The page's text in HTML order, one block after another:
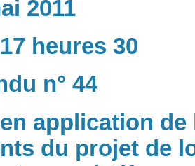
2011
heures 30
n° 44
application
du projet de